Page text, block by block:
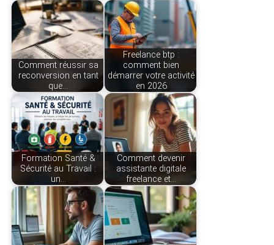
Comment réussir sa
reconversion en tant
que…
Freelance btp :
comment bien
démarrer votre activité
en 2026
Formation Santé &
Sécurité au Travail :
un…
Comment devenir
assistante digitale
freelance et…